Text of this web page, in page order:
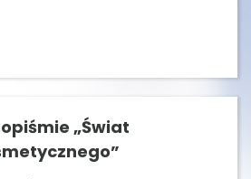
„Świat